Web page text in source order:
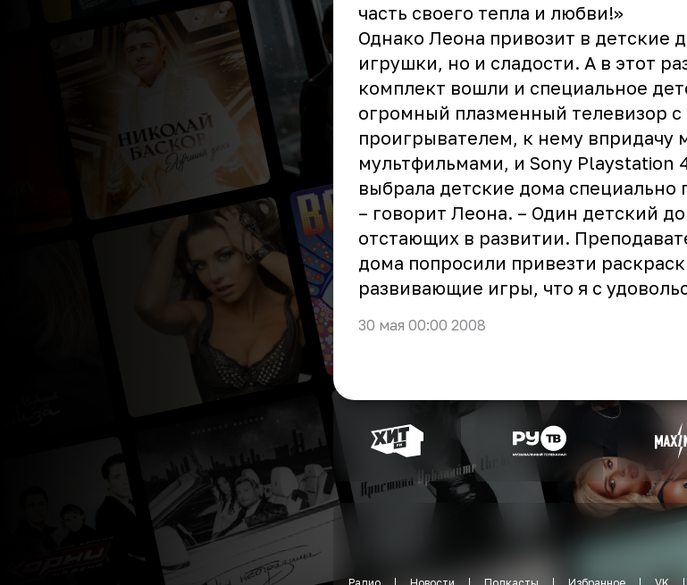
часть своего тепла и любви!»
Однако Леона привозит в детские
игрушки, но и сладости. А в этот
комплект вошли и специальное
огромный плазменный телевизор с
проигрывателем, к нему впридачу
мультфильмами, и Sony Playstation
выбрала детские дома специально
– говорит Леона. – Один детский
отстающих в развитии.
дома попросили привезти
развивающие игры, что я с
30 мая 00:00 2008